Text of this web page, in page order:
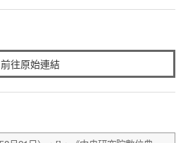
前往原始連結